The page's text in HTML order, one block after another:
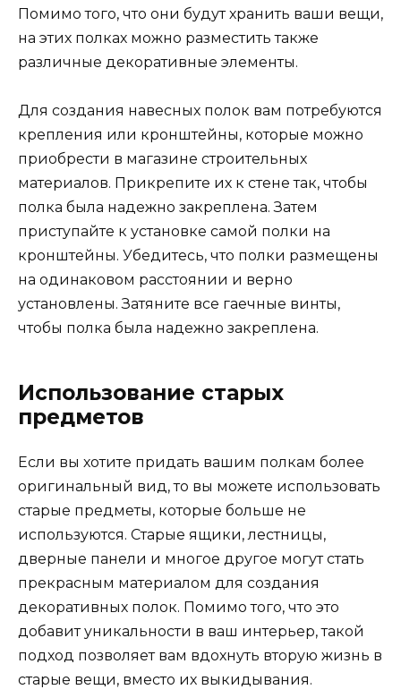
Помимо того, что они будут хранить ваши вещи,
на этих полках можно разместить также
различные декоративные элементы.
Для создания навесных полок вам потребуются
крепления или кронштейны, которые можно
приобрести в магазине строительных
материалов. Прикрепите их к стене так, чтобы
полка была надежно закреплена. Затем
приступайте к установке самой полки на
кронштейны. Убедитесь, что полки размещены
на одинаковом расстоянии и верно
установлены. Затяните все гаечные винты,
чтобы полка была надежно закреплена.
Использование старых
предметов
Если вы хотите придать вашим полкам более
оригинальный вид, то вы можете использовать
старые предметы, которые больше не
используются. Старые ящики, лестницы,
дверные панели и многое другое могут стать
прекрасным материалом для создания
декоративных полок. Помимо того, что это
добавит уникальности в ваш интерьер, такой
подход позволяет вам вдохнуть вторую жизнь в
старые вещи, вместо их выкидывания.